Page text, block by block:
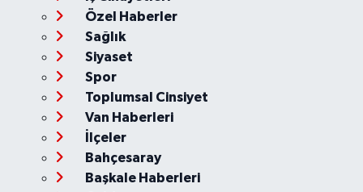
Özel Haberler
Sağlık
Siyaset
Spor
Toplumsal Cinsiyet
Van Haberleri
İlçeler
Bahçesaray
Başkale Haberleri